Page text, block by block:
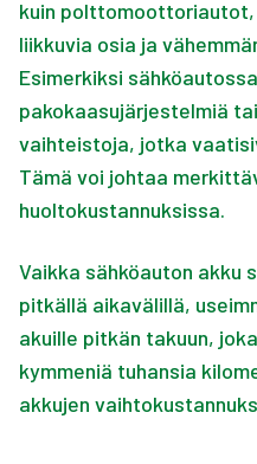
kuin
liikkuvia osia ja
Esimerkiksi
pakokaasujärjestelmiä
vaihteistoja, jotka
Tämä voi johtaa
huoltokustannuksissa.
Vaikka sähköauton akku
pitkällä aikavälillä,
akuille pitkän takuun,
kymmeniä tuhansia
akkujen